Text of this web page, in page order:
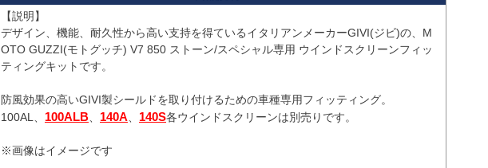
【説明】
デザイン、機能、耐久性から高い支持を得ているイタリアンメーカーGIVI(ジビ)の、M
OTO GUZZI(モトグッチ) V7 850 ストーン/スペシャル専用 ウインドスクリーンフィッ
ティングキットです。
防風効果の高いGIVI製シールドを取り付けるための車種専用フィッティング。
100AL、 100ALB 140A 140S各ウインドスクリーンは別売りです。
※画像はイメージです